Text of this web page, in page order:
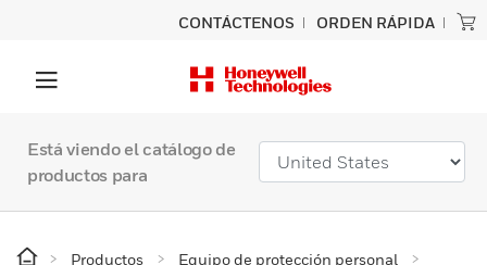
CONTÁCTENOS ORDEN RÁPIDA
Está viendo el catálogo de
productos para
Productos
Equipo de protección personal